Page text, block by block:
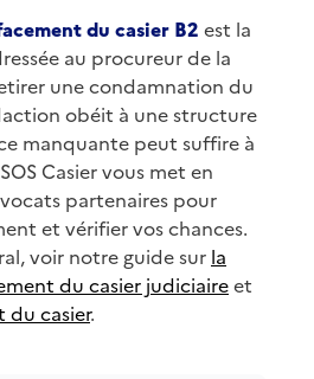
du casier B2 est la
au procureur de la
une condamnation du
obéit à une structure
manquante peut suffire à
Casier vous met en
partenaires pour
et vérifier vos chances.
voir notre guide sur la
du casier judiciaireet
du casier.